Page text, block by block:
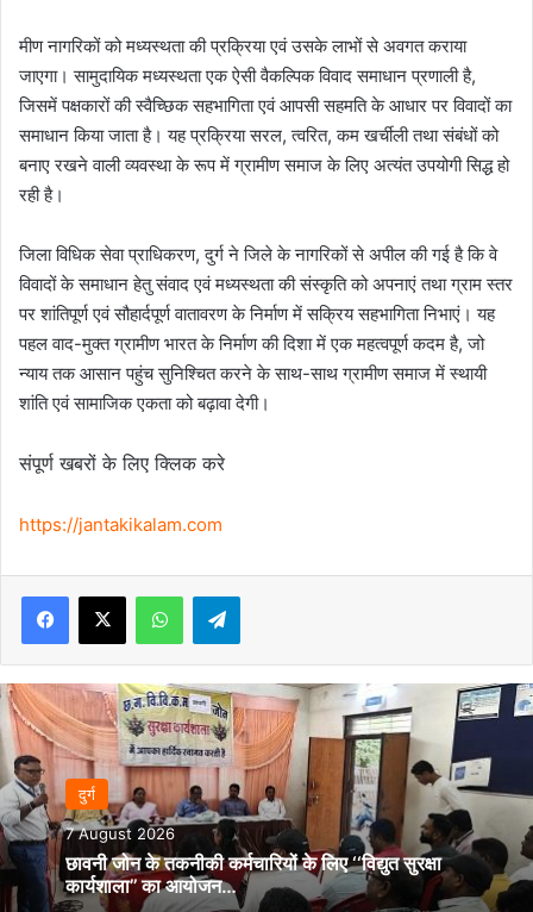
मीण नागरिकों को मध्यस्थता की प्रक्रिया एवं उसके लाभों से अवगत कराया
जाएगा। सामुदायिक मध्यस्थता एक ऐसी वैकल्पिक विवाद समाधान प्रणाली है,
जिसमें पक्षकारों की स्वैच्छिक सहभागिता एवं आपसी सहमति के आधार पर विवादों का
समाधान किया जाता है। यह प्रक्रिया सरल, त्वरित, कम खर्चीली तथा संबंधों को
बनाए रखने वाली व्यवस्था के रूप में ग्रामीण समाज के लिए अत्यंत उपयोगी सिद्ध हो
रही है।
जिला विधिक सेवा प्राधिकरण, दुर्ग ने जिले के नागरिकों से अपील की गई है कि वे
विवादों के समाधान हेतु संवाद एवं मध्यस्थता की संस्कृति को अपनाएं तथा ग्राम स्तर
पर शांतिपूर्ण एवं सौहार्दपूर्ण वातावरण के निर्माण में सक्रिय सहभागिता निभाएं। यह
पहल वाद-मुक्त ग्रामीण भारत के निर्माण की दिशा में एक महत्वपूर्ण कदम है, जो
न्याय तक आसान पहुंच सुनिश्चित करने के साथ-साथ ग्रामीण समाज में स्थायी
शांति एवं सामाजिक एकता को बढ़ावा देगी।
संपूर्ण खबरों के लिए क्लिक करे
https://jantakikalam.com
Facebook
X WhatsAppTelegram
दुर्ग
7 August 2026
छावनी जोन के तकनीकी कर्मचारियों के लिए ‘‘विद्युत सुरक्षा
कार्यशाला’’ का आयोजन…